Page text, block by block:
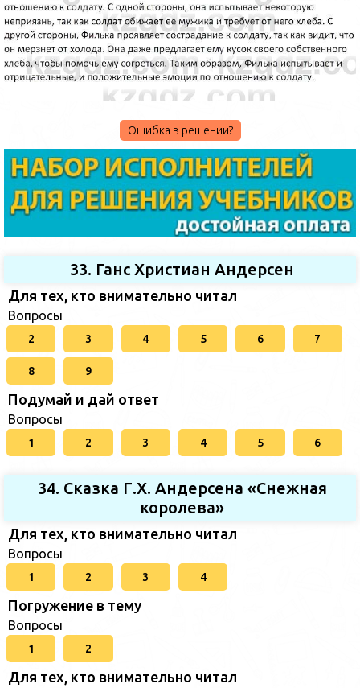
Ошибка в решении?
33. Ганс Христиан Андерсен
Для тех, кто внимательно читал
Вопросы
2 3 4 5 6 7
8 9
Подумай и дай ответ
Вопросы
1 2 3 4 5 6
34. Сказка Г.Х. Андерсена «Снежная
королева»
Для тех, кто внимательно читал
Вопросы
1 2 3 4
Погружение в тему
Вопросы
1 2
Для тех, кто внимательно читал